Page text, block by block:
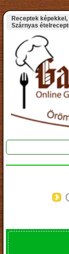
Receptek
Szárnyas